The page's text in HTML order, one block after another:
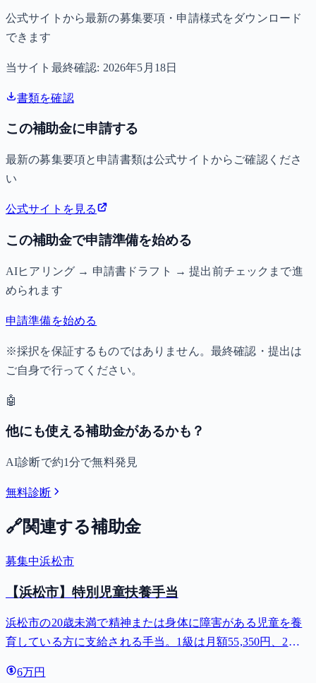
公式サイトから最新の募集要項・申請様式をダウンロード
できます
当サイト最終確認: 2026年5月18日
書類を確認
この補助金に申請する
最新の募集要項と申請書類は公式サイトからご確認くださ
い
公式サイトを見る
この補助金で申請準備を始める
AIヒアリング → 申請書ドラフト → 提出前チェックまで進
められます
申請準備を始める
※採択を保証するものではありません。最終確認・提出は
ご自身で行ってください。
🤖
他にも使える補助金があるかも？
AI診断で約1分で無料発見
無料診断
🔗関連する補助金
募集中浜松市
【浜松市】特別児童扶養手当
浜松市の20歳未満で精神または身体に障害がある児童を養
育している方に支給される手当。1級は月額55,350円、2級
6万円